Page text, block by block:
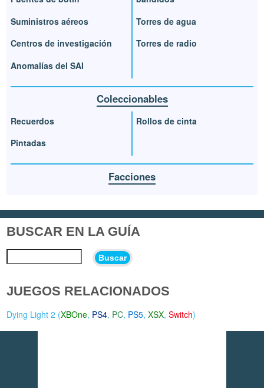
Suministros aéreos
Centros de investigación
Anomalías del SAI
Torres de agua
Torres de radio
Coleccionables
Recuerdos
Pintadas
Rollos de cinta
Facciones
BUSCAR EN LA GUÍA
Buscar
JUEGOS RELACIONADOS
Dying Light 2 (XBOne, PS4, PC, PS5,XSX,Switch)